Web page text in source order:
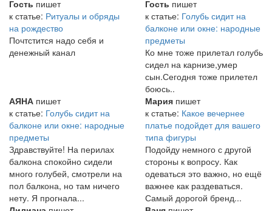
Гость пишет
к статье: Ритуалы и обряды
на рождество
Почтстится надо себя и
денежный канал
Гость пишет
к статье: Голубь сидит на
балконе или окне: народные
предметы
Ко мне тоже прилетал голубь
сидел на карнизе,умер
сын.Сегодня тоже прилетел
боюсь..
АЯНА пишет
к статье: Голубь сидит на
балконе или окне: народные
предметы
Здравствуйте! На перилах
балкона спокойно сидели
много голубей, смотрели на
пол балкона, но там ничего
нету. Я прогнала...
Мария пишет
к статье: Какое вечернее
платье подойдет для вашего
типа фигуры
Подойду немного с другой
стороны к вопросу. Как
одеваться это важно, но ещё
важнее как раздеваться.
Самый дорогой бренд...